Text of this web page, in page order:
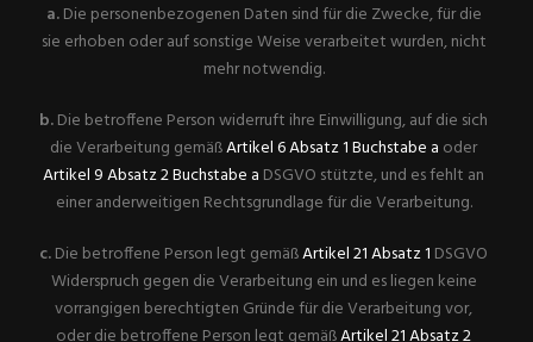
a.Die personenbezogenen Daten sind für die Zwecke, für die
sie erhoben oder auf sonstige Weise verarbeitet wurden, nicht
mehr notwendig.
b.Die betroffene Person widerruft ihre Einwilligung, auf die sich
die Verarbeitung gemäßArtikel 6 Absatz 1 Buchstabe a oder
Artikel 9 Absatz 2 Buchstabe a DSGVO stützte, und es fehlt an
einer anderweitigen Rechtsgrundlage für die Verarbeitung.
c.Die betroffene Person legt gemäßArtikel 21 Absatz 1 DSGVO
Widerspruch gegen die Verarbeitung ein und es liegen keine
vorrangigen berechtigten Gründe für die Verarbeitung vor,